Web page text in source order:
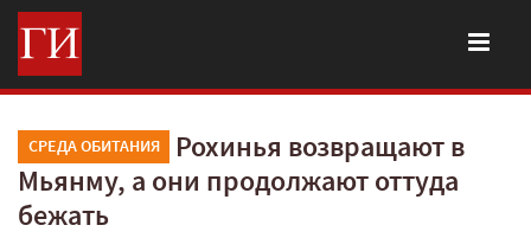
СРЕДА ОБИТАНИЯ
Рохинья возвращают в
Мьянму, а они продолжают оттуда
бежать